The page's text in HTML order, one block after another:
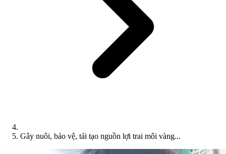
Gây nuôi, bảo vệ, tái tạo nguồn lợi trai môi vàng...